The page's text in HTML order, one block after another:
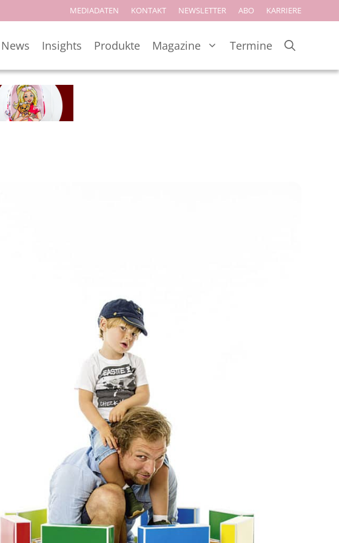
MEDIADATEN KONTAKT NEWSLETTER ABO KARRIERE
News Insights Produkte Magazine Termine